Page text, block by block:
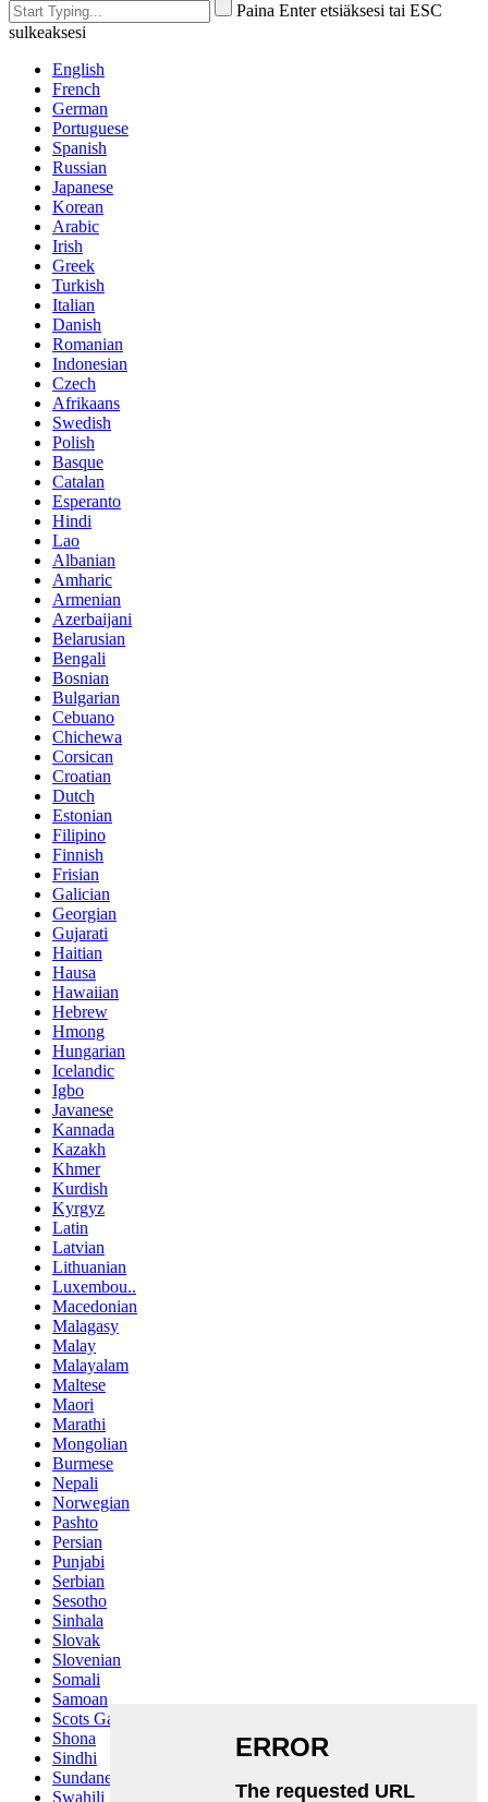
Paina Enter etsiäksesi tai ESC
sulkeaksesi
English
French
German
Portuguese
Spanish
Russian
Japanese
Korean
Arabic
Irish
Greek
Turkish
Italian
Danish
Romanian
Indonesian
Czech
Afrikaans
Swedish
Polish
Basque
Catalan
Esperanto
Hindi
Lao
Albanian
Amharic
Armenian
Azerbaijani
Belarusian
Bengali
Bosnian
Bulgarian
Cebuano
Chichewa
Corsican
Croatian
Dutch
Estonian
Filipino
Finnish
Frisian
Galician
Georgian
Gujarati
Haitian
Hausa
Hawaiian
Hebrew
Hmong
Hungarian
Icelandic
Igbo
Javanese
Kannada
Kazakh
Khmer
Kurdish
Kyrgyz
Latin
Latvian
Lithuanian
Luxembou..
Macedonian
Malagasy
Malay
Malayalam
Maltese
Maori
Marathi
Mongolian
Burmese
Nepali
Norwegian
Pashto
Persian
Punjabi
Serbian
Sesotho
Sinhala
Slovak
Slovenian
Somali
Samoan
Scots Gaelic
Shona
Sindhi
Sundanese
Swahili